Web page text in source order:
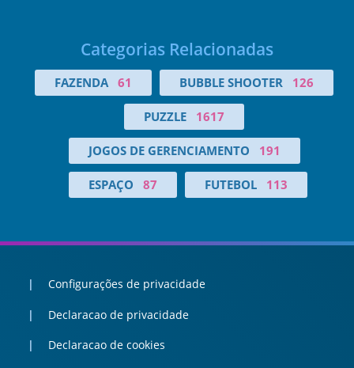
Categorias Relacionadas
FAZENDA 61 BUBBLE SHOOTER 126
PUZZLE 1617
JOGOS DE GERENCIAMENTO 191
ESPAÇO 87 FUTEBOL 113
Configurações de privacidade
Declaracao de privacidade
Declaracao de cookies